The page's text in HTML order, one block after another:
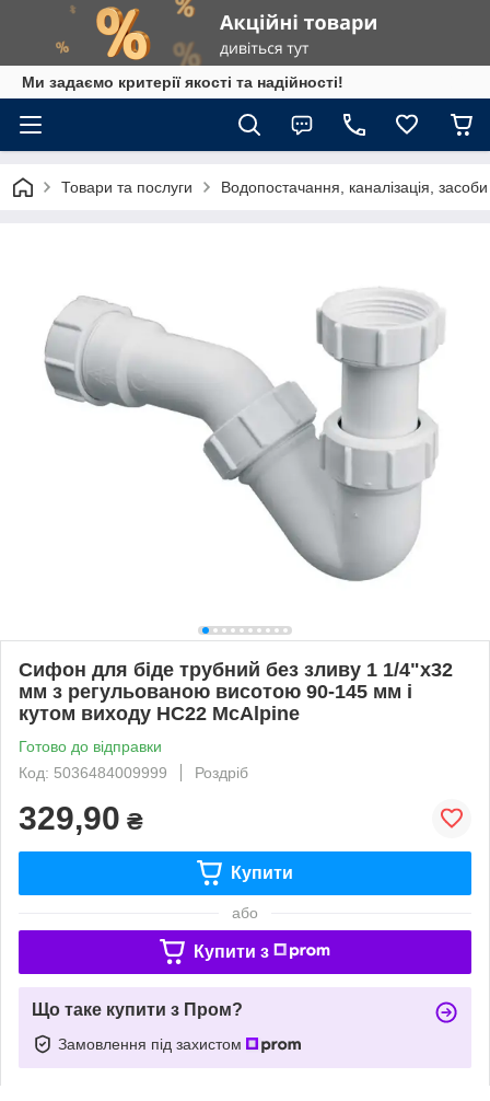
Ми задаємо критерії якості та надійності!
Товари та послуги Водопостачання, каналізація,
Сифон для біде трубний без зливу 1 1/4"х32
мм з регульованою висотою 90-145 мм і
кутом виходу HC22 McAlpine
Готово до відправки
Код: 5036484009999
Роздріб
329,90 ₴
Купити
або
Купити з
Що таке купити з Пром?
Замовлення під захистом